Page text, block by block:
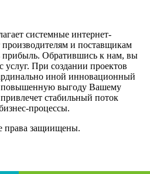
системные интернет-
и поставщикам
прибыль. Обратившись к нам, вы
При создании проектов
иной инновационный
повышенную выгоду Вашему
стабильный поток
процессы.
права защиищены.